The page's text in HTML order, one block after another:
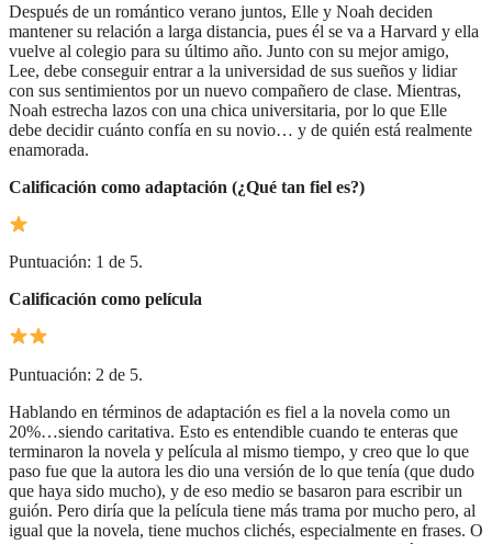
Después de un romántico verano juntos, Elle y Noah deciden
mantener su relación a larga distancia, pues él se va a Harvard y ella
vuelve al colegio para su último año. Junto con su mejor amigo,
Lee, debe conseguir entrar a la universidad de sus sueños y lidiar
con sus sentimientos por un nuevo compañero de clase. Mientras,
Noah estrecha lazos con una chica universitaria, por lo que Elle
debe decidir cuánto confía en su novio… y de quién está realmente
enamorada.
Calificación como adaptación (¿Qué tan fiel es?)
Puntuación: 1 de 5.
Calificación como película
Puntuación: 2 de 5.
Hablando en términos de adaptación es fiel a la novela como un
20%…siendo caritativa. Esto es entendible cuando te enteras que
terminaron la novela y película al mismo tiempo, y creo que lo que
paso fue que la autora les dio una versión de lo que tenía (que dudo
que haya sido mucho), y de eso medio se basaron para escribir un
guión. Pero diría que la película tiene más trama por mucho pero, al
igual que la novela, tiene muchos clichés, especialmente en frases. O